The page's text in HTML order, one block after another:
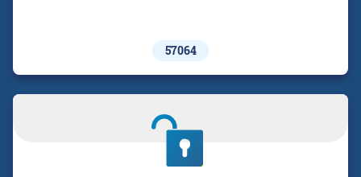
57064